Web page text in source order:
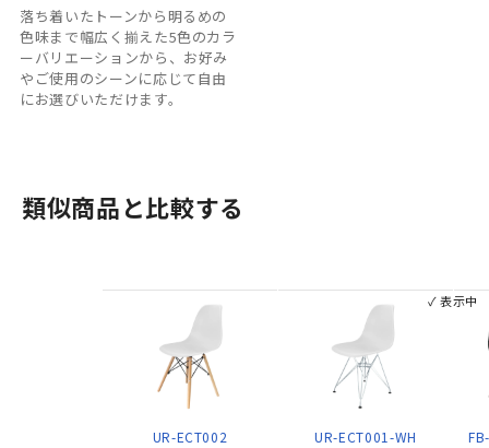
落ち着いたトーンから明るめの
色味まで幅広く揃えた5色のカラ
ーバリエーションから、お好み
やご使用のシーンに応じて自由
にお選びいただけます。
類似商品と比較する
UR-ECT002
✓ 表示中
UR-ECT001-WH